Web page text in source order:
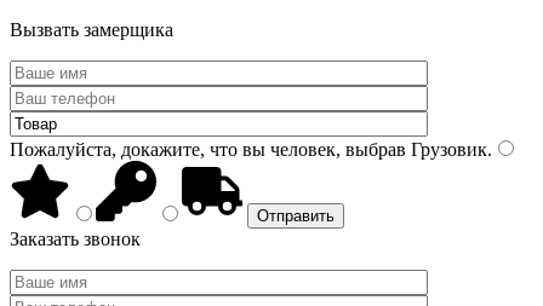
Вызвать замерщика
Пожалуйста, докажите, что вы человек, выбрав Грузовик.
Заказать звонок